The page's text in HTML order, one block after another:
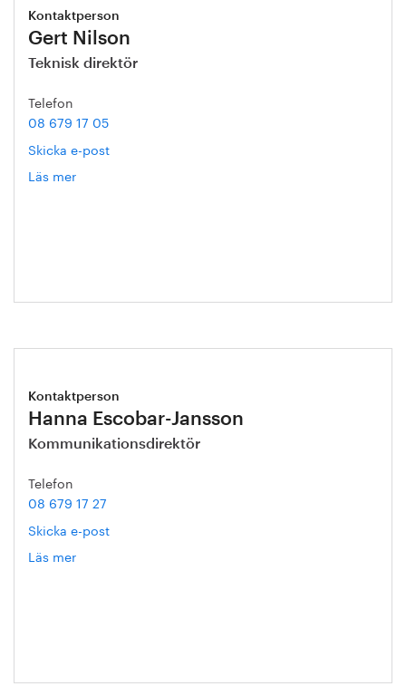
Kontaktperson
Gert Nilson
Teknisk direktör
Telefon
08 679 17 05
Skicka e-post
Läs mer
Kontaktperson
Hanna Escobar-Jansson
Kommunikationsdirektör
Telefon
08 679 17 27
Skicka e-post
Läs mer